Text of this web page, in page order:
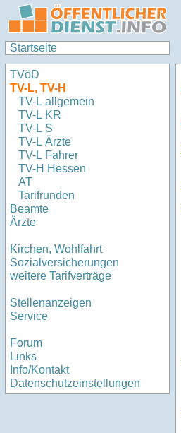
Startseite
TVöD
TV-L, TV-H
TV-L allgemein
TV-L KR
TV-L S
TV-L Ärzte
TV-L Fahrer
TV-H Hessen
AT
Tarifrunden
Beamte
Ärzte
Kirchen, Wohlfahrt
Sozialversicherungen
weitere Tarifverträge
Stellenanzeigen
Service
Forum
Links
Info/Kontakt
Datenschutzeinstellungen